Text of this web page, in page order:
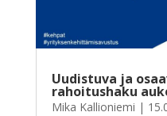
Uudistuva ja
rahoitushaku
Mika Kallioniemi |